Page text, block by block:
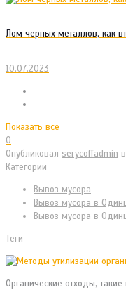
Лом черных металлов, как
10.07.2023
Показать все
0
Опубликовал serycoffadmin в
Категории
Вывоз мусора
Вывоз мусора в
Вывоз мусора в
Теги
Органические отходы,